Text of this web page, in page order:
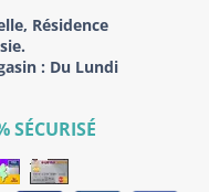
Résidence
: Du Lundi
SÉCURISÉ